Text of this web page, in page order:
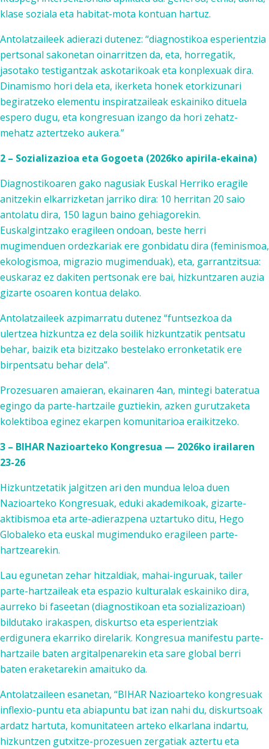
klase soziala eta habitat-mota kontuan hartuz.
Antolatzaileek adierazi dutenez: “diagnostikoa esperientzia
pertsonal sakonetan oinarritzen da, eta, horregatik,
jasotako testigantzak askotarikoak eta konplexuak dira.
Dinamismo hori dela eta, ikerketa honek etorkizunari
begiratzeko elementu inspiratzaileak eskainiko dituela
espero dugu, eta kongresuan izango da hori zehatz-
mehatz aztertzeko aukera.”
2 – Sozializazioa eta Gogoeta (2026ko apirila-ekaina)
Diagnostikoaren gako nagusiak Euskal Herriko eragile
anitzekin elkarrizketan jarriko dira: 10 herritan 20 saio
antolatu dira, 150 lagun baino gehiagorekin.
Euskalgintzako eragileen ondoan, beste herri
mugimenduen ordezkariak ere gonbidatu dira (feminismoa,
ekologismoa, migrazio mugimenduak), eta, garrantzitsua:
euskaraz ez dakiten pertsonak ere bai, hizkuntzaren auzia
gizarte osoaren kontua delako.
Antolatzaileek azpimarratu dutenez “funtsezkoa da
ulertzea hizkuntza ez dela soilik hizkuntzatik pentsatu
behar, baizik eta bizitzako bestelako erronketatik ere
birpentsatu behar dela”.
Prozesuaren amaieran, ekainaren 4an, mintegi bateratua
egingo da parte-hartzaile guztiekin, azken gurutzaketa
kolektiboa eginez ekarpen komunitarioa eraikitzeko.
3 – BIHAR Nazioarteko Kongresua — 2026ko irailaren
23-26
Hizkuntzetatik jalgitzen ari den mundua leloa duen
Nazioarteko Kongresuak, eduki akademikoak, gizarte-
aktibismoa eta arte-adierazpena uztartuko ditu, Hego
Globaleko eta euskal mugimenduko eragileen parte-
hartzearekin.
Lau egunetan zehar hitzaldiak, mahai-inguruak, tailer
parte-hartzaileak eta espazio kulturalak eskainiko dira,
aurreko bi faseetan (diagnostikoan eta sozializazioan)
bildutako irakaspen, diskurtso eta esperientziak
erdigunera ekarriko direlarik. Kongresua manifestu parte-
hartzaile baten argitalpenarekin eta sare global berri
baten eraketarekin amaituko da.
Antolatzaileen esanetan, “BIHAR Nazioarteko kongresuak
inflexio-puntu eta abiapuntu bat izan nahi du, diskurtsoak
ardatz hartuta, komunitateen arteko elkarlana indartu,
hizkuntzen gutxitze-prozesuen zergatiak aztertu eta